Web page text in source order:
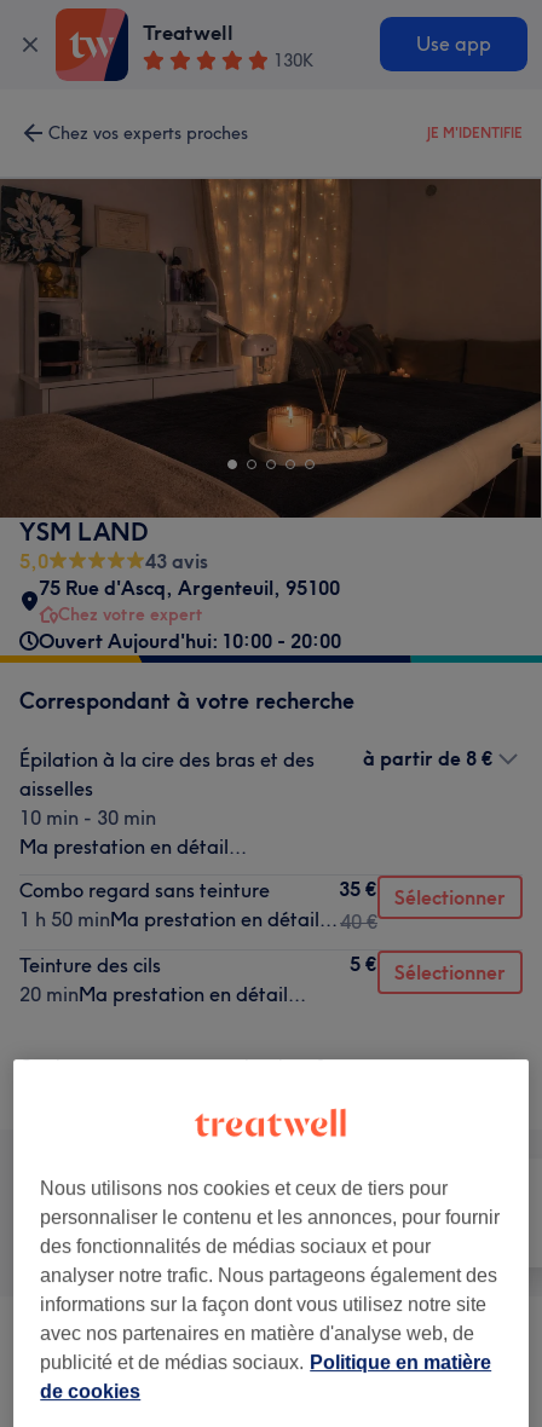
Treatwell
130K
Use app
Chez vos experts proches JE M'IDENTIFIE
YSM LAND
5,0
43 avis
75 Rue d'Ascq, Argenteuil, 95100
Chez votre expert
Ouvert Aujourd'hui: 10:00 - 20:00
Correspondant à votre recherche
Épilation à la cire des bras et des
aisselles
10 min - 30 min
Ma prestation en détail...
à partir de 8 €
Combo regard sans teinture
1 h 50 minMa prestation en détail...
35 €
40 €
Sélectionner
Teinture des cils
20 minMa prestation en détail...
5 € Sélectionner
Ce n'est pas ce que vous recherchiez ?
Epilation À La Cire (10 ) à partir de 5 €
Nous utilisons nos cookies et ceux de tiers pour
personnaliser le contenu et les annonces, pour fournir
des fonctionnalités de médias sociaux et pour
analyser notre trafic. Nous partageons également des
informations sur la façon dont vous utilisez notre site
avec nos partenaires en matière d'analyse web, de
publicité et de médias sociaux. Politique en matière
de cookies